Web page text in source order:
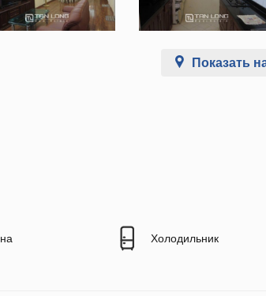
Показать
Холодильник